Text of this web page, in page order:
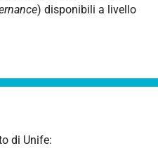
) disponibili a livello
di Unife: